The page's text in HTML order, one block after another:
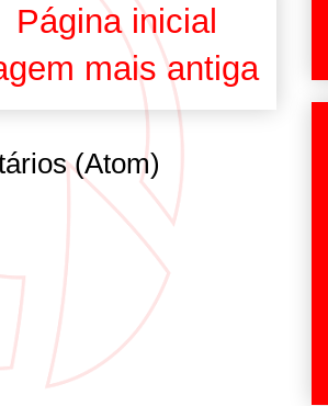
mais antiga
Página inicial
(Atom)